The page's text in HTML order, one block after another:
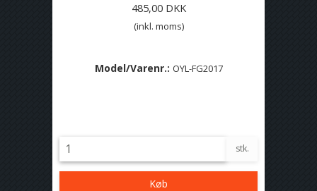
485,00 DKK
(inkl. moms)
Model/Varenr.: OYL-FG2017
stk.
Køb